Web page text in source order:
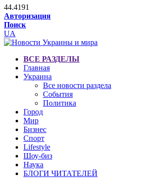
44.4191
Авторизация
Поиск
UA
ВСЕ РАЗДЕЛЫ
Главная
Украина
Все новости раздела
События
Политика
Город
Мир
Бизнес
Спорт
Lifestyle
Шоу-биз
Наука
БЛОГИ ЧИТАТЕЛЕЙ